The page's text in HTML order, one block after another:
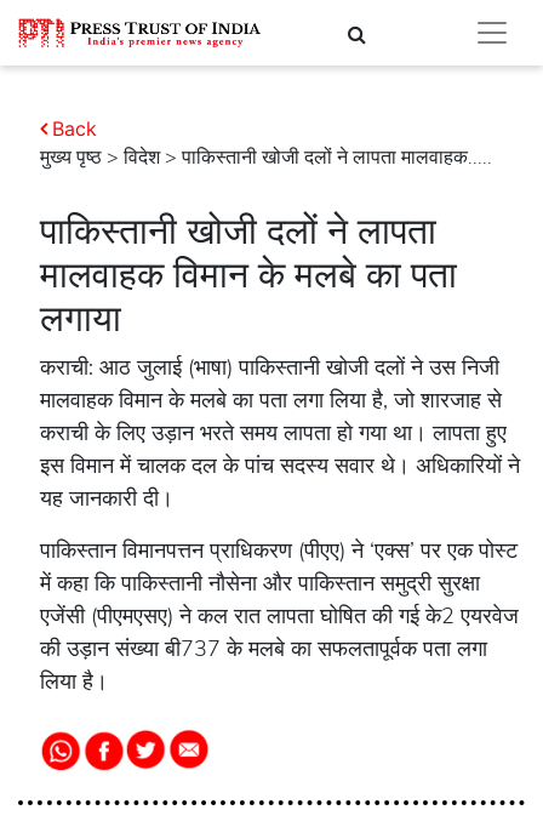
मुख्य पृष्ठ >विदेश> पाकिस्तानी खोजी दलों ने लापता मालवाहक.....
Back
पाकिस्तानी खोजी दलों ने लापता
मालवाहक विमान के मलबे का पता
लगाया
कराची: आठ जुलाई (भाषा) पाकिस्तानी खोजी दलों ने उस निजी
मालवाहक विमान के मलबे का पता लगा लिया है, जो शारजाह से
कराची के लिए उड़ान भरते समय लापता हो गया था। लापता हुए
इस विमान में चालक दल के पांच सदस्य सवार थे। अधिकारियों ने
यह जानकारी दी।
पाकिस्तान विमानपत्तन प्राधिकरण (पीएए) ने ‘एक्स’ पर एक पोस्ट
में कहा कि पाकिस्तानी नौसेना और पाकिस्तान समुद्री सुरक्षा
एजेंसी (पीएमएसए) ने कल रात लापता घोषित की गई के2 एयरवेज
की उड़ान संख्या बी737 के मलबे का सफलतापूर्वक पता लगा
लिया है।